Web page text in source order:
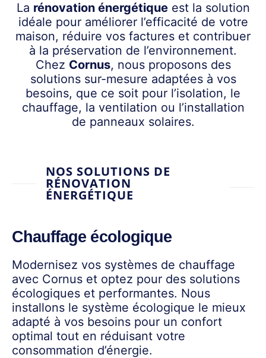
La rénovation énergétiqueest la solution
idéale pour améliorer l’efficacité de votre
maison, réduire vos factures et contribuer
à la préservation de l’environnement.
Chez Cornus, nous proposons des
solutions sur-mesure adaptées à vos
besoins, que ce soit pour l’isolation, le
chauffage, la ventilation ou l’installation
de panneaux solaires.
NOS SOLUTIONS DE
RÉNOVATION
ÉNERGÉTIQUE
Chauffage écologique
Modernisez vos systèmes de chauffage
avec Cornus et optez pour des solutions
écologiques et performantes. Nous
installons le système écologique le mieux
adapté à vos besoins pour un confort
optimal tout en réduisant votre
consommation d’énergie.